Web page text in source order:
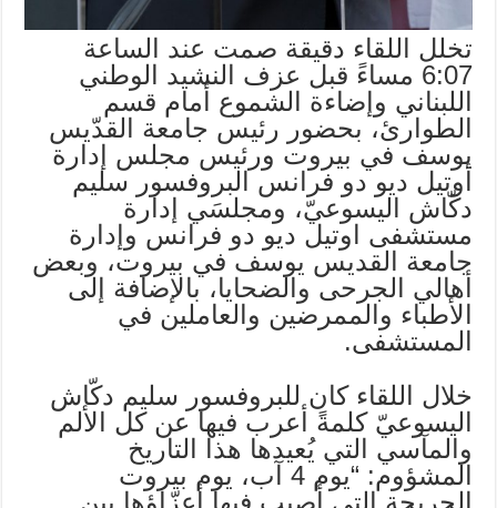
تخلل اللقاء دقيقة صمت عند الساعة
6:07 مساءً قبل عزف النشيد الوطني
اللبناني وإضاءة الشموع أمام قسم
الطوارئ، بحضور رئيس جامعة القدّيس
يوسف في بيروت ورئيس مجلس إدارة
أوتيل ديو دو فرانس البروفسور سليم
دكّاش اليسوعيّ، ومجلسَي إدارة
مستشفى اوتيل ديو دو فرانس وإدارة
جامعة القديس يوسف في بيروت، وبعض
أهالي الجرحى والضحايا، بالإضافة إلى
الأطباء والممرضين والعاملين في
المستشفى.
خلال اللقاء كان للبروفسور سليم دكّاش
اليسوعيّ كلمةً أعرب فيها عن كل الألم
والمآسي التي يُعيدها هذا التاريخ
المشؤوم: “يوم 4 آب، يوم بيروت